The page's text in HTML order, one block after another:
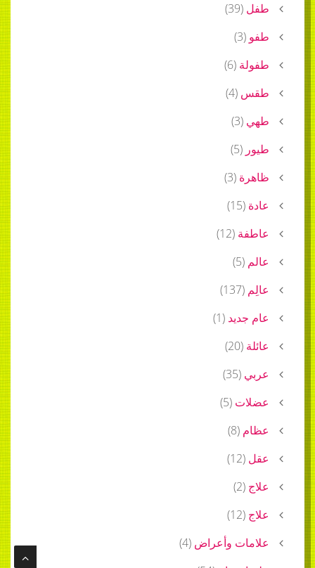
طفل (
39
)
طفو (
3
)
طفولة (
6
)
طقس (
4
)
طهي (
3
)
طيور (
5
)
ظاهرة (
3
)
عادة (
15
)
عاطفة (
12
)
عالم (
5
)
عالِم (
137
)
عام جديد (
1
)
عائلة (
20
)
عربي (
35
)
عضلات (
5
)
عظام (
8
)
عقل (
12
)
علاج (
2
)
علاج (
12
)
علامات وأعراض (
4
)